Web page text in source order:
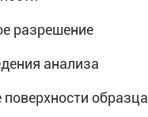
разрешение
анализа
образца